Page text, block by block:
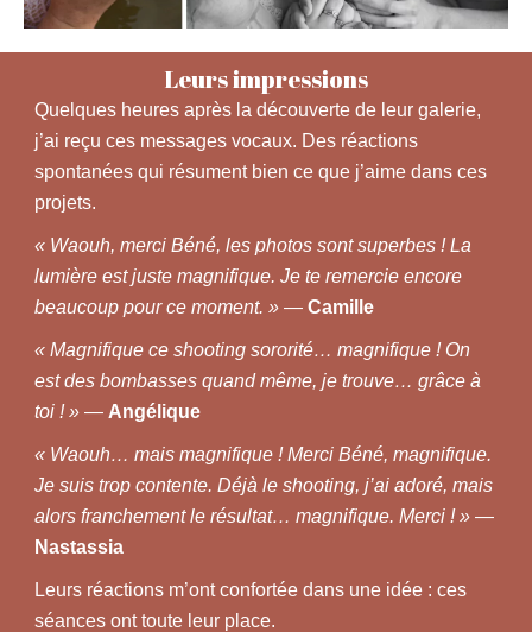
Leurs impressions
Quelques heures après la découverte de leur galerie,
j’ai reçu ces messages vocaux. Des réactions
spontanées qui résument bien ce que j’aime dans ces
projets.
« Waouh, merci Béné, les photos sont superbes ! La
lumière est juste magnifique. Je te remercie encore
beaucoup pour ce moment. » —Camille
« Magnifique ce shooting sororité… magnifique ! On
est des bombasses quand même, je trouve… grâce à
toi ! » — Angélique
« Waouh… mais magnifique ! Merci Béné, magnifique.
Je suis trop contente. Déjà le shooting, j’ai adoré, mais
alors franchement le résultat… magnifique. Merci ! » —
Nastassia
Leurs réactions m’ont confortée dans une idée : ces
séances ont toute leur place.